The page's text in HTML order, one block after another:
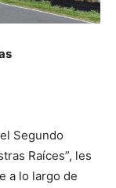
Segundo
Raíces”, les
a lo largo de